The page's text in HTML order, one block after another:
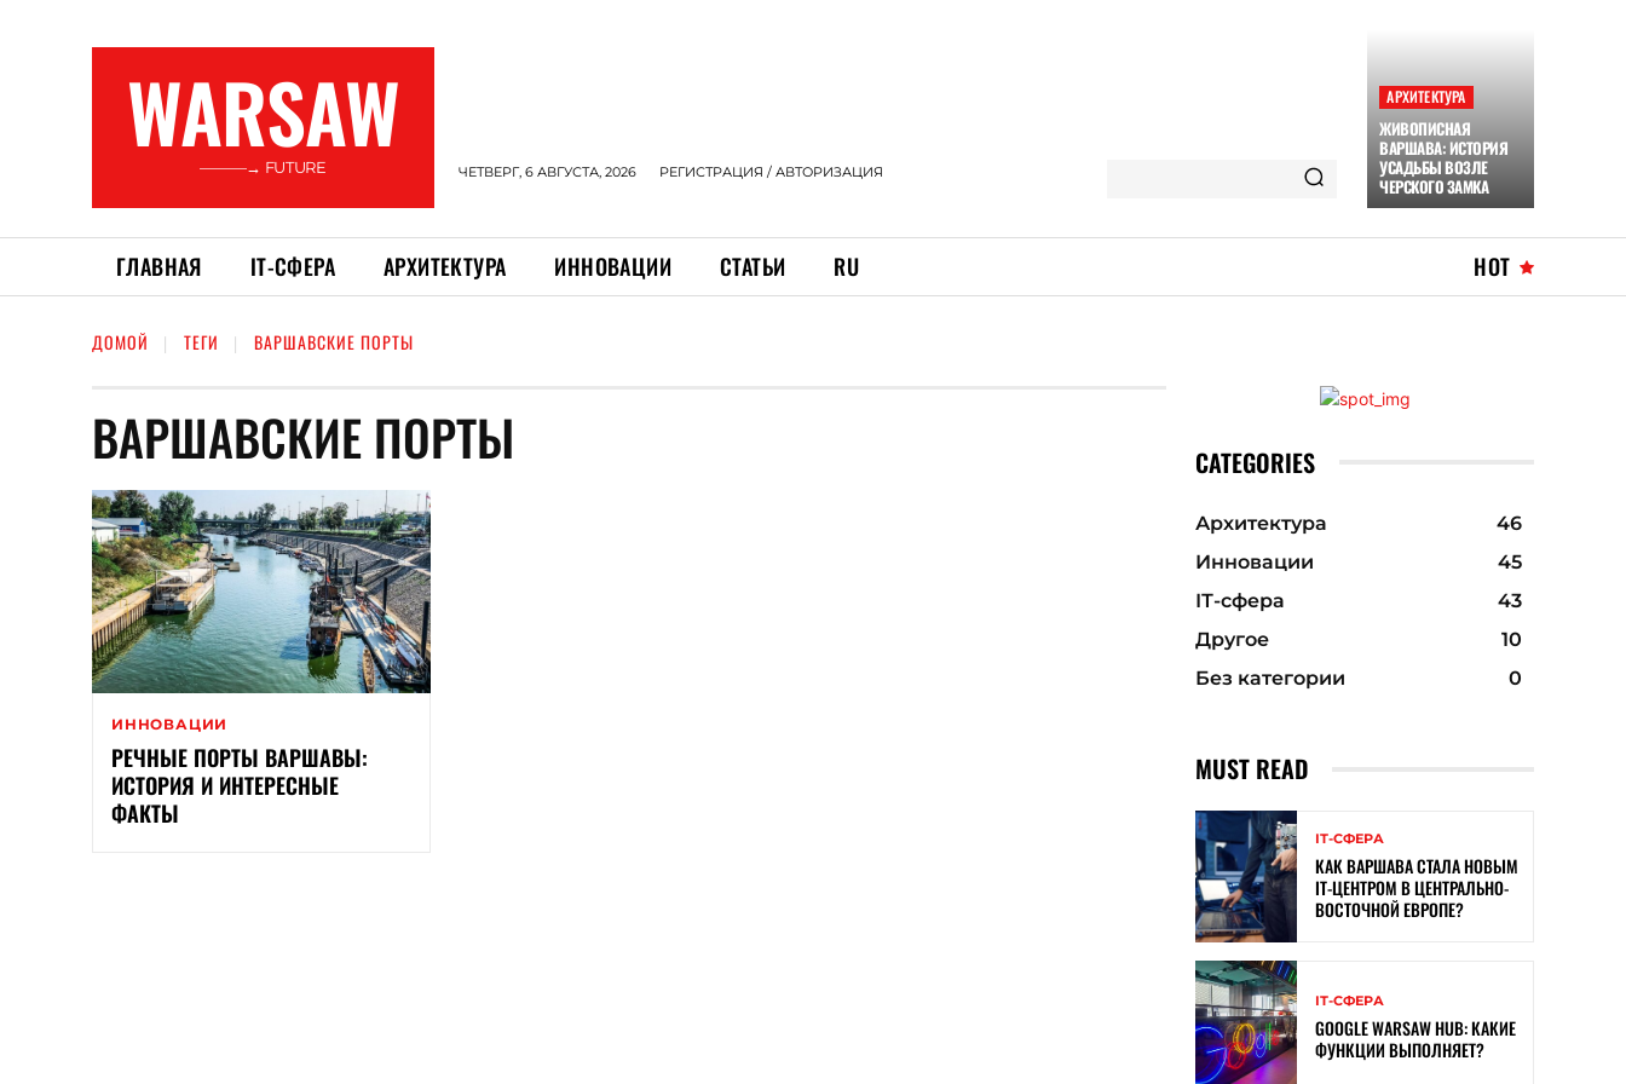
WARSAW
———→ FUTURE ЧЕТВЕРГ, 6 АВГУСТА, 2026 РЕГИСТРАЦИЯ / АВТОРИЗАЦИЯ
АРХИТЕКТУРА
ЖИВОПИСНАЯ
ВАРШАВА: ИСТОРИЯ
УСАДЬБЫ ВОЗЛЕ
ЧЕРСКОГО ЗАМКА
ГЛАВНАЯ ІТ-СФЕРА АРХИТЕКТУРА ИННОВАЦИИ СТАТЬИ RU HOT
ДОМОЙ ТЕГИ ВАРШАВСКИЕ ПОРТЫ
ВАРШАВСКИЕ ПОРТЫ
ИННОВАЦИИ
РЕЧНЫЕ ПОРТЫ ВАРШАВЫ:
ИСТОРИЯ И ИНТЕРЕСНЫЕ
ФАКТЫ
CATEGORIES
Архитектура
46
Инновации
45
ІТ-сфера
43
Другое
10
Без категории
0
MUST READ
ІТ-СФЕРА
КАК ВАРШАВА СТАЛА НОВЫМ
IT-ЦЕНТРОМ В ЦЕНТРАЛЬНО-
ВОСТОЧНОЙ ЕВРОПЕ?
ІТ-СФЕРА
GOOGLE WARSAW HUB: КАКИЕ
ФУНКЦИИ ВЫПОЛНЯЕТ?